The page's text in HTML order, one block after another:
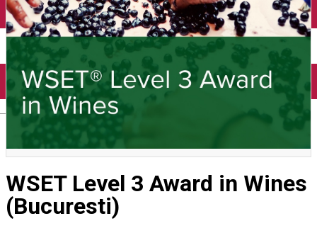
English
WSET Level 3 Award in Wines
(Bucuresti)